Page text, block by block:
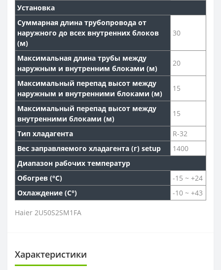
Установка
Суммарная длина трубопровода от
наружного до всех внутренних блоков
(м)
30
Максимальная длина трубы между
наружным и внутренним блоками (м)
20
Максимальный перепад высот между
наружным и внутренними блоками (м)
15
Максимальный перепад высот между
внутренними блоками (м)
15
Тип хладагента
R-32
Вес заправляемого хладагента (г) setup
1400
Диапазон рабочих температур
Обогрев (°С)
-15 ~ +24
Охлаждение (С°)
-10 ~ +43
Haier 2U50S2SM1FA
Характеристики